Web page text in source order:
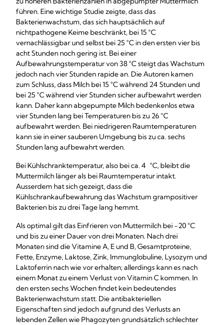
führen. Eine wichtige Studie zeigte, dass das
Bakterienwachstum, das sich hauptsächlich auf
nichtpathogene Keime beschränkt, bei 15 °C
vernachlässigbar und selbst bei 25 °C in den ersten vier bis
acht Stunden noch gering ist. Bei einer
Aufbewahrungstemperatur von 38 °C steigt das Wachstum
jedoch nach vier Stunden rapide an. Die Autoren kamen
zum Schluss, dass Milch bei 15 °C während 24 Stunden und
bei 25 °C während vier Stunden sicher aufbewahrt werden
kann. Daher kann abgepumpte Milch bedenkenlos etwa
vier Stunden lang bei Temperaturen bis zu 26 °C
aufbewahrt werden. Bei niedrigeren Raumtemperaturen
kann sie in einer sauberen Umgebung bis zu ca. sechs
Stunden lang aufbewahrt werden.
Bei Kühlschranktemperatur, also bei ca. 4 °C, bleibt die
Muttermilch länger als bei Raumtemperatur intakt.
Ausserdem hat sich gezeigt, dass die
Kühlschrankaufbewahrung das Wachstum grampositiver
Bakterien bis zu drei Tage lang hemmt.
Als optimal gilt das Einfrieren von Muttermilch bei -20 °C
und bis zu einer Dauer von drei Monaten. Nach drei
Monaten sind die Vitamine A, E und B, Gesamtproteine,
Fette, Enzyme, Laktose, Zink, Immunglobuline, Lysozym und
Laktoferrin nach wie vor erhalten; allerdings kann es nach
einem Monat zu einem Verlust von Vitamin C kommen. In
den ersten sechs Wochen findet kein bedeutendes
Bakterienwachstum statt. Die antibakteriellen
Eigenschaften sind jedoch aufgrund des Verlusts an
lebenden Zellen wie Phagozyten grundsätzlich schlechter